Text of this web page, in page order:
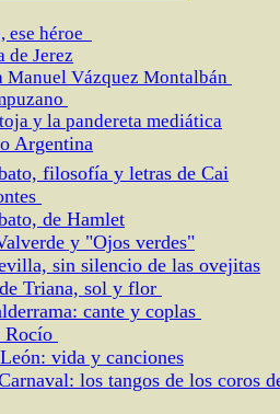
ese héroe
de Jerez
Manuel Vázquez Montalbán
y la pandereta mediática
Argentina
filosofía y letras de Cai
de Hamlet
y "Ojos verdes"
sin silencio de las ovejitas
Triana, sol y flor
cante y coplas
Rocío
vida y canciones
los tangos de los coros